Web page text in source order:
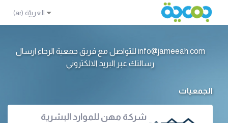
info@jameeah.com للتواصل مع فريق جمعية الرجاء ارسال
رسالتك عبر البريد الالكتروني
الجمعيات
شركة مهن للموارد البشرية